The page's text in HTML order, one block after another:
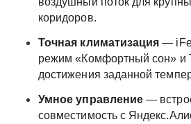
коридоров.
Точная климатизация —
режим «Комфортный сон» и
достижения заданной
Умное управление —
совместимость с